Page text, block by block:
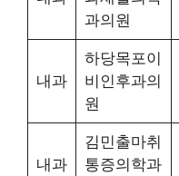
과의원
내과
하당목포이
비인후과의
원
내과
김민출마취
통증의학과